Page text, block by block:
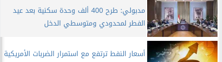
مدبولي: طرح 400 ألف وحدة سكنية بعد عيد
الفطر لمحدودي ومتوسطي الدخل
أسعار النفط ترتفع مع استمرار الضربات الأمريكية